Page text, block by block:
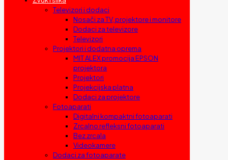
Televizori i dodaci
Nosači za TV, projektore i monitore
Dodaci za televizore
Televizori
Projektori i dodatna oprema
MIT ALEX promocija EPSON
projektora
Projektori
Projekcijska platna
Dodaci za projektore
Fotoaparati
Digitalni kompaktni fotoaparati
Zrcalno refleksni fotoaparati
Bez zrcala
Videokamere
Dodaci za fotoaparate